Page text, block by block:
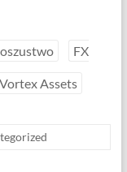
FX
Vortex Assets